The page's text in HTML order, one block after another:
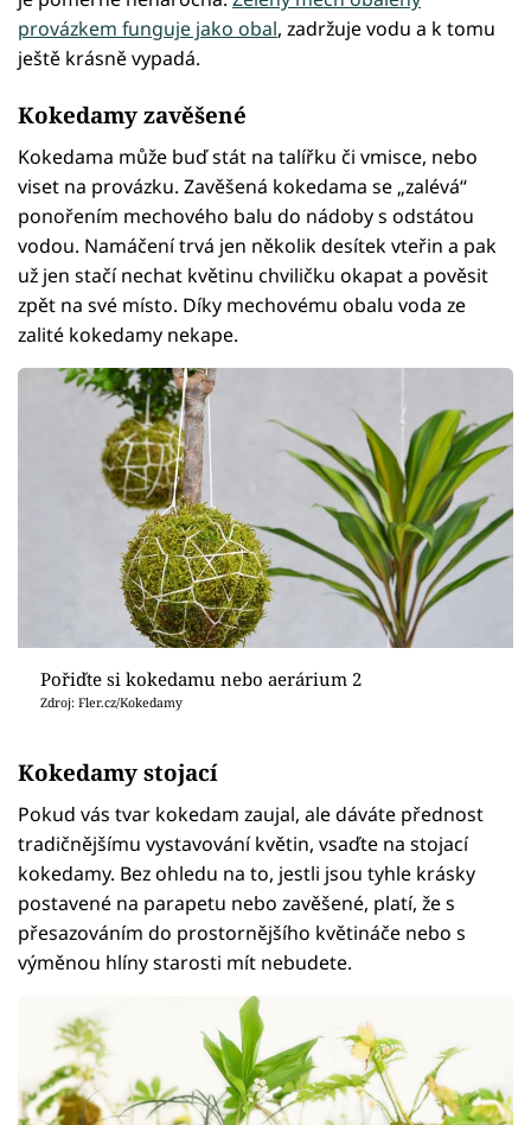
provázkem funguje jako obal, zadržuje vodu a k tomu
ještě krásně vypadá.
Kokedamy zavěšené
Kokedama může buď stát na talířku či vmisce, nebo
viset na provázku. Zavěšená kokedama se „zalévá“
ponořením mechového balu do nádoby s odstátou
vodou. Namáčení trvá jen několik desítek vteřin a pak
už jen stačí nechat květinu chviličku okapat a pověsit
zpět na své místo. Díky mechovému obalu voda ze
zalité kokedamy nekape.
Pořiďte si kokedamu nebo aerárium 2
Zdroj: Fler.cz/Kokedamy
Kokedamy stojací
Pokud vás tvar kokedam zaujal, ale dáváte přednost
tradičnějšímu vystavování květin, vsaďte na stojací
kokedamy. Bez ohledu na to, jestli jsou tyhle krásky
postavené na parapetu nebo zavěšené, platí, že s
přesazováním do prostornějšího květináče nebo s
výměnou hlíny starosti mít nebudete.